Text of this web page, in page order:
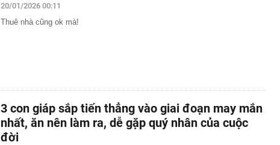
20/01/2026 00:11
Thuê nhà cũng ok mà!
3 con giáp sắp tiến thẳng vào giai đoạn may mắn
nhất, ăn nên làm ra, dễ gặp quý nhân của cuộc
đời